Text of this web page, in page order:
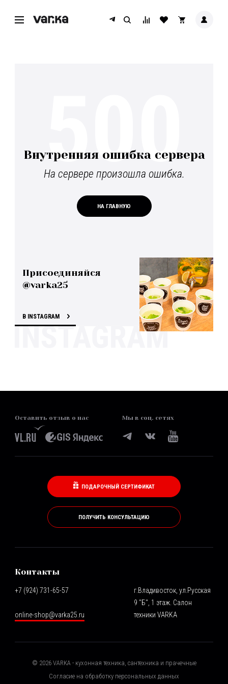
Внутренняя ошибка сервера
На сервере произошла ошибка.
НА ГЛАВНУЮ
500
Присоединяйся
@varka25
В INSTAGRAM
Оставить отзыв о нас Мы в соц. сетях
ПОДАРОЧНЫЙ СЕРТИФИКАТ
ПОЛУЧИТЬ КОНСУЛЬТАЦИЮ
Контакты
+7 (924) 731-65-57
online-shop@varka25.ru
г.Владивосток, ул.Русская
9 "Б", 1 этаж. Салон
техники VARKA
© 2026VARKA - кухонная техника, сантехника и прачечные
Согласие на обработку персональных данных